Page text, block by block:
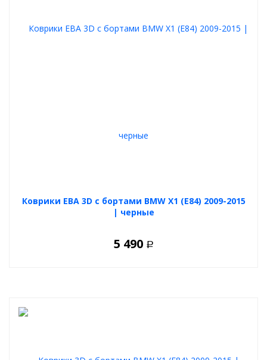
Коврики ЕВА 3D с бортами BMW X1 (E84) 2009-2015
| черные
5 490 Р